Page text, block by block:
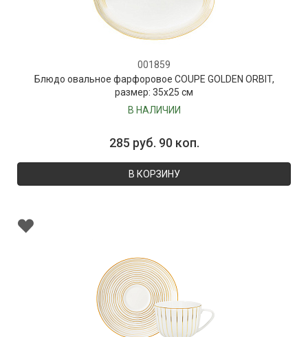
001859
Блюдо овальное фарфоровое COUPE GOLDEN ORBIT,
размер: 35х25 см
В НАЛИЧИИ
285 руб. 90 коп.
В КОРЗИНУ